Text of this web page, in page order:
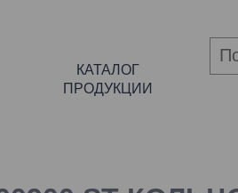
КАТАЛОГ
ПРОДУКЦИИ